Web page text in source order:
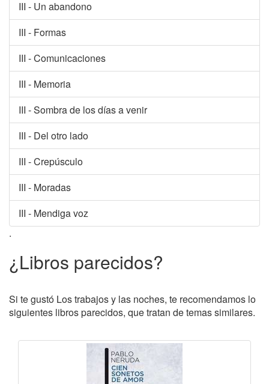
III - Un abandono
III - Formas
III - Comunicaciones
III - Memoria
III - Sombra de los días a venir
III - Del otro lado
III - Crepúsculo
III - Moradas
III - Mendiga voz
.
¿Libros parecidos?
Si te gustó Los trabajos y las noches, te recomendamos lo
siguientes libros parecidos, que tratan de temas similares.